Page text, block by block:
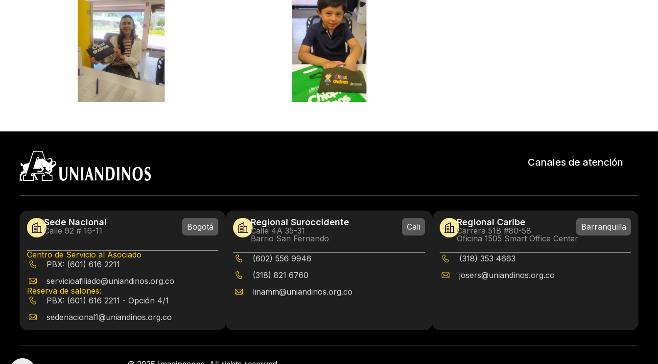
Canales de atención
Sede Nacional
Calle 92 # 16-11 Bogotá
Centro de Servicio al Asociado
PBX: (601) 616 2211
servicioafiliado@uniandinos.org.co
Reserva de salones:
PBX: (601) 616 2211 - Opción 4/1
sedenacional1@uniandinos.org.co
Regional Suroccidente
Calle 4A 35-31
Barrio San Fernando
Cali
(602) 556 9946
(318) 821 6760
linamm@uniandinos.org.co
Regional Caribe
Carrera 51B #80-58
Oficina 1505 Smart Office Center
Barranquilla
(318) 353 4663
josers@uniandinos.org.co